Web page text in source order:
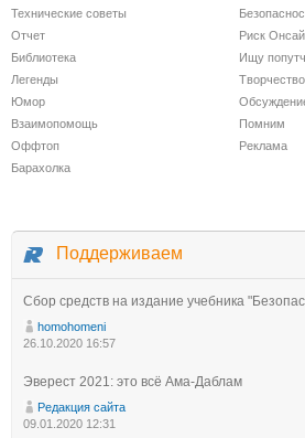
Технические советы
Отчет
Риск
Библиотека
Ищу
Легенды
Творчество
Юмор
Взаимопомощь
Помним
Оффтоп
Реклама
Барахолка
Поддерживаем
Сбор средств на издание учебника
homohomeni
26.10.2020 16:57
Эверест 2021: это всё Ама-Даблам
Редакция сайта
09.01.2020 12:31